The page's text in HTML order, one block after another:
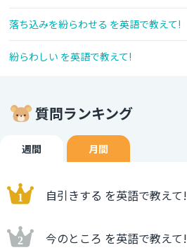
落ち込みを紛らわせる を英語で教えて!
紛らわしい を英語で教えて!
質問ランキング
週間 月間
自引きする を英語で教えて!
今のところ を英語で教えて!